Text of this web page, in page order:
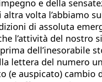
e della
altra volta
di assoluta
l’attività del nostro
dell’inesorabile
lettera del numero
(e auspicato)